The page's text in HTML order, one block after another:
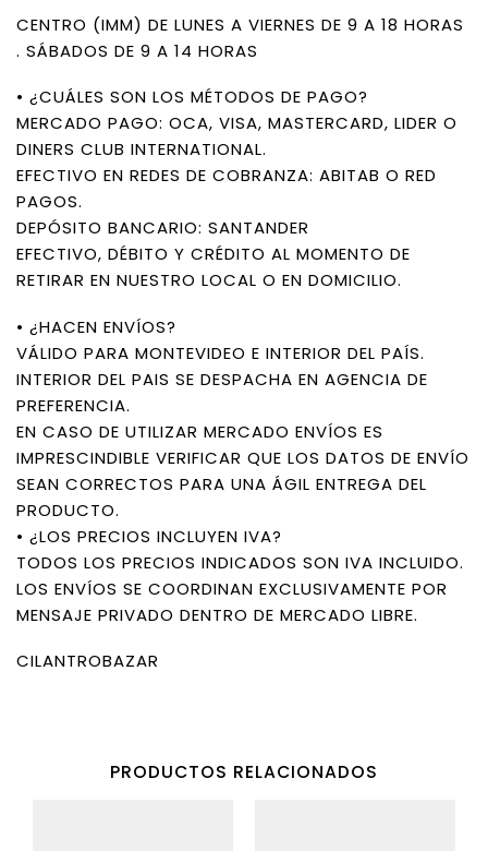
CENTRO (IMM) DE LUNES A VIERNES DE 9 A 18 HORAS
. SÁBADOS DE 9 A 14 HORAS
• ¿CUÁLES SON LOS MÉTODOS DE PAGO?
MERCADO PAGO: OCA, VISA, MASTERCARD, LIDER O
DINERS CLUB INTERNATIONAL.
EFECTIVO EN REDES DE COBRANZA: ABITAB O RED
PAGOS.
DEPÓSITO BANCARIO: SANTANDER
EFECTIVO, DÉBITO Y CRÉDITO AL MOMENTO DE
RETIRAR EN NUESTRO LOCAL O EN DOMICILIO.
• ¿HACEN ENVÍOS?
VÁLIDO PARA MONTEVIDEO E INTERIOR DEL PAÍS.
INTERIOR DEL PAIS SE DESPACHA EN AGENCIA DE
PREFERENCIA.
EN CASO DE UTILIZAR MERCADO ENVÍOS ES
IMPRESCINDIBLE VERIFICAR QUE LOS DATOS DE ENVÍO
SEAN CORRECTOS PARA UNA ÁGIL ENTREGA DEL
PRODUCTO.
• ¿LOS PRECIOS INCLUYEN IVA?
TODOS LOS PRECIOS INDICADOS SON IVA INCLUIDO.
LOS ENVÍOS SE COORDINAN EXCLUSIVAMENTE POR
MENSAJE PRIVADO DENTRO DE MERCADO LIBRE.
CILANTROBAZAR
PRODUCTOS RELACIONADOS